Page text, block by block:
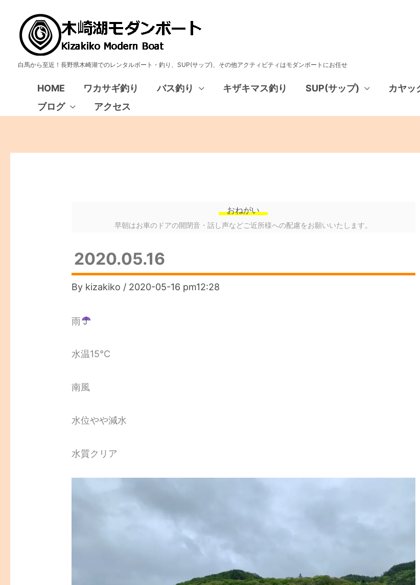
白馬から至近！長野県木崎湖でのレンタルボート・釣り、SUP(サップ)、その他アクティビティはモダンボートにお任せ
HOME ワカサギ釣り バス釣り キザキマス釣り SUP(サップ) カヤッ
ブログ
アクセス
おねがい
早朝はお車のドアの開閉音・話し声などご近所様への配慮をお願いいたします。
2020.05.16
By kizakiko / 2020-05-16 pm12:28
雨
水温15℃
南風
水位やや減水
水質クリア